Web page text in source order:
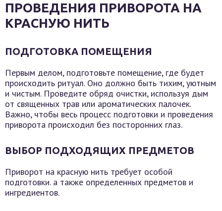
ПРОВЕДЕНИЯ ПРИВОРОТА НА
КРАСНУЮ НИТЬ
ПОДГОТОВКА ПОМЕЩЕНИЯ
Первым делом, подготовьте помещение, где будет
происходить ритуал. Оно должно быть тихим, уютным
и чистым. Проведите обряд очистки, используя дым
от священных трав или ароматических палочек.
Важно, чтобы весь процесс подготовки и проведения
приворота происходил без посторонних глаз.
ВЫБОР ПОДХОДЯЩИХ ПРЕДМЕТОВ
Приворот на красную нить требует особой
подготовки. а также определенных предметов и
ингредиентов.